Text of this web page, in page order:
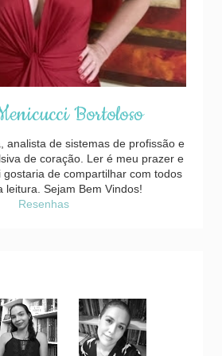
Bortoloso
analista de sistemas de profissão e
de coração. Ler é meu prazer e
gostaria de compartilhar com todos
leitura. Sejam Bem Vindos!
Resenhas